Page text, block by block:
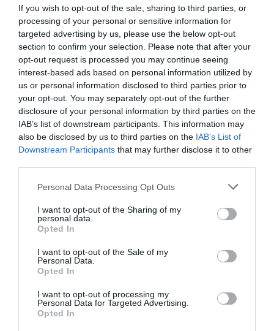
If you wish to opt-out of the sale, sharing to third parties, or
processing of your personal or sensitive information for
targeted advertising by us, please use the below opt-out
section to confirm your selection. Please note that after your
opt-out request is processed you may continue seeing
interest-based ads based on personal information utilized by
us or personal information disclosed to third parties prior to
your opt-out. You may separately opt-out of the further
disclosure of your personal information by third parties on the
IAB’s list of downstream participants. This information may
also be disclosed by us to third parties on the IAB’s List of
Downstream Participants that may further disclose it to other
Personal Data Processing Opt Outs
I want to opt-out of the Sharing of my
personal data.
Opted In
I want to opt-out of the Sale of my
Personal Data.
Opted In
I want to opt-out of processing my
Personal Data for Targeted Advertising.
Opted In
RELACIONADES
Seat, Volkswagen i
una seixantena
el PERTE per al
vehicle elèctric
Seat adjudica la
a la planta del Prat
Wayne